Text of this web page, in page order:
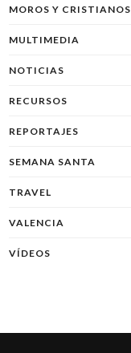
MOROS Y CRISTIANOS
MULTIMEDIA
NOTICIAS
RECURSOS
REPORTAJES
SEMANA SANTA
TRAVEL
VALENCIA
VÍDEOS